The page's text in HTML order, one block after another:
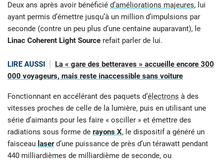
Deux ans après avoir bénéficié d’améliorations majeures, lui
ayant permis d’émettre jusqu’à un million d’impulsions par
seconde (contre un peu plus d’une centaine auparavant), le
Linac Coherent Light Source refait parler de lui.
LIRE AUSSI
La « gare des betteraves » accueille encore 300
000 voyageurs, mais reste inaccessible sans voiture
Fonctionnant en accélérant des paquets d’électrons à des
vitesses proches de celle de la lumière, puis en utilisant une
série d’aimants pour les faire « osciller » et émettre des
radiations sous forme de rayons X, le dispositif a généré un
faisceau laserd’une puissance de près d’un térawatt pendant
440 milliardièmes de milliardième de seconde, ou